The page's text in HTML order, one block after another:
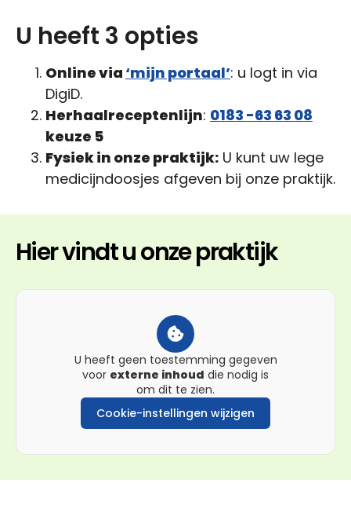
U heeft 3 opties
Online via ‘mijn portaal’: u logt in via
DigiD.
Herhaalreceptenlijn: 0183 -63 63 08
keuze 5
Fysiek in onze praktijk: U kunt uw lege
medicijndoosjes afgeven bij onze praktijk.
Hier vindt u onze praktijk
U heeft geen toestemming gegeven
voor externe inhoud die nodig is
om dit te zien.
Cookie-instellingen wijzigen